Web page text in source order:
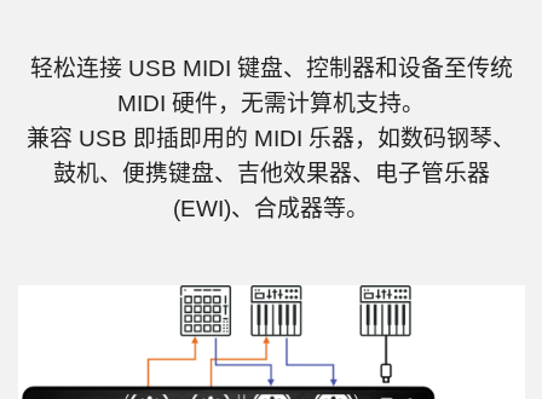
轻松连接 USB MIDI 键盘、控制器和设备至传统
MIDI 硬件，无需计算机支持。
兼容 USB 即插即用的 MIDI 乐器，如数码钢琴、
鼓机、便携键盘、吉他效果器、电子管乐器
(EWI)、合成器等。